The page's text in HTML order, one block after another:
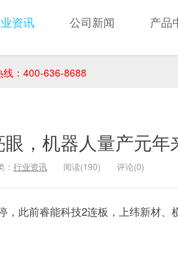
线：400-636-8688
资讯 公司新闻 产品
，机器人量产元年
： 行业资讯 阅读(190) 评论(0)
此前睿能科技2连板，上纬新材、